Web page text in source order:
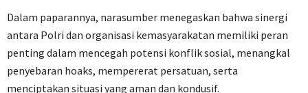
Dalam paparannya, narasumber menegaskan bahwa sinergi
antara Polri dan organisasi kemasyarakatan memiliki peran
penting dalam mencegah potensi konflik sosial, menangkal
penyebaran hoaks, mempererat persatuan, serta
menciptakan situasi yang aman dan kondusif.